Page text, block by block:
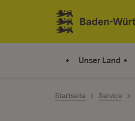
Zum Inhalt springen
Link zur Startseite
Unser Land
Startseite Service